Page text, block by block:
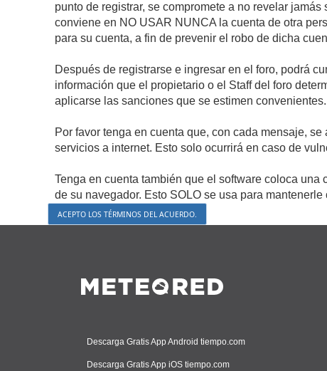
punto de registrar, se compromete a no revelar
conviene en NO USAR NUNCA la cuenta de otra
para su cuenta, a fin de prevenir el robo de dicha
Después de registrarse e ingresar en el foro, podrá
información que el propietario o el Staff del foro
aplicarse las sanciones que se estimen convenientes.
Por favor tenga en cuenta que, con cada mensaje,
servicios a internet. Esto solo ocurrirá en caso de
Tenga en cuenta también que el software coloca
de su navegador. Esto SOLO se usa para
Descarga Gratis App Android tiempo.com
Descarga Gratis App iOS tiempo.com